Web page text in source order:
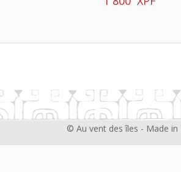
© Au vent des îles - Made in